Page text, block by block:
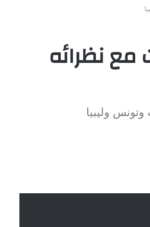
مع نظرائه
وليبيا